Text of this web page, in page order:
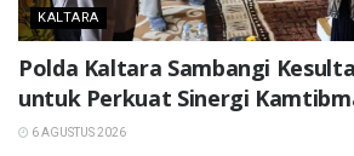
KALTARA
Polda Kaltara Sambangi
untuk Perkuat Sinergi
6 AGUSTUS 2026